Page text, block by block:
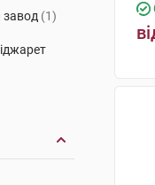
завод (1)